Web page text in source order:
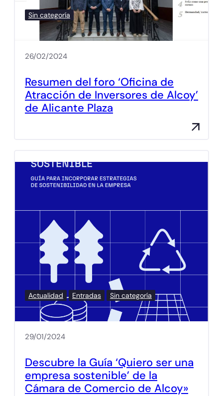
Sin categoría
26/02/2024
Resumen del foro ‘Oficina de
Atracción de Inversores de Alcoy’
de Alicante Plaza
Actualidad Entradas Sin categoría
29/01/2024
Descubre la Guía ‘Quiero ser una
empresa sostenible’ de la
Cámara de Comercio de Alcoy»